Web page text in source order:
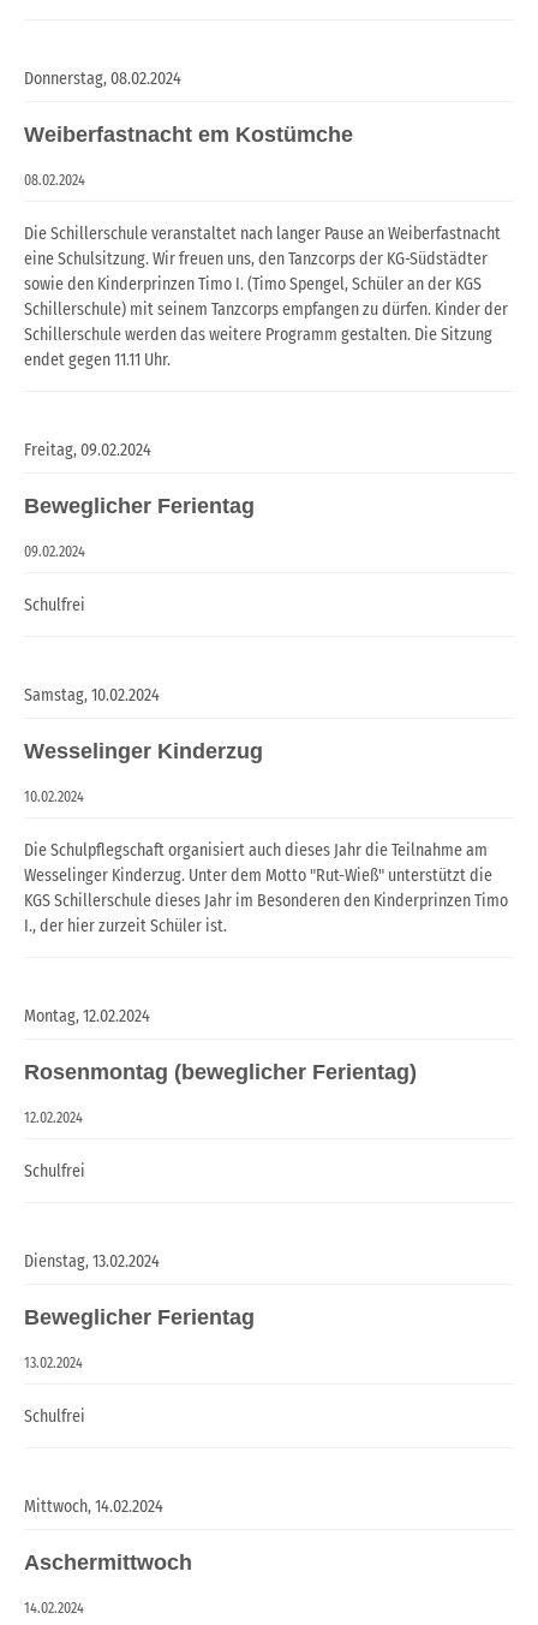
Donnerstag,08.02.2024
Weiberfastnacht em Kostümche
08.02.2024
Die Schillerschule veranstaltet nach langer Pause an Weiberfastnacht
eine Schulsitzung. Wir freuen uns, den Tanzcorps der KG-Südstädter
sowie den Kinderprinzen Timo I. (Timo Spengel, Schüler an der KGS
Schillerschule) mit seinem Tanzcorps empfangen zu dürfen. Kinder der
Schillerschule werden das weitere Programm gestalten. Die Sitzung
endet gegen 11.11 Uhr.
Freitag,09.02.2024
Beweglicher Ferientag
09.02.2024
Schulfrei
Samstag,10.02.2024
Wesselinger Kinderzug
10.02.2024
Die Schulpflegschaft organisiert auch dieses Jahr die Teilnahme am
Wesselinger Kinderzug. Unter dem Motto "Rut-Wieß" unterstützt die
KGS Schillerschule dieses Jahr im Besonderen den Kinderprinzen Timo
I., der hier zurzeit Schüler ist.
Montag,12.02.2024
Rosenmontag (beweglicher Ferientag)
12.02.2024
Schulfrei
Dienstag,13.02.2024
Beweglicher Ferientag
13.02.2024
Schulfrei
Mittwoch,14.02.2024
Aschermittwoch
14.02.2024